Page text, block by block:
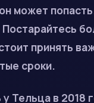
может
принять
сроки.
Тельца в 2018